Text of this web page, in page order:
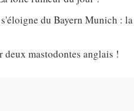
du Bayern Munich :
mastodontes anglais !